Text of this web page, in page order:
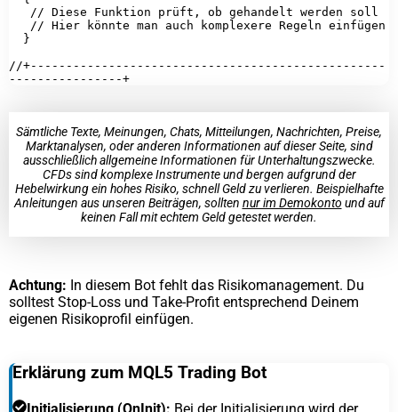
//+--------------------------------------------------
Sämtliche Texte, Meinungen, Chats, Mitteilungen, Nachrichten, Preise,
Marktanalysen, oder anderen Informationen auf dieser Seite, sind
ausschließlich allgemeine Informationen für Unterhaltungszwecke.
CFDs sind komplexe Instrumente und bergen aufgrund der
Hebelwirkung ein hohes Risiko, schnell Geld zu verlieren. Beispielhafte
Anleitungen aus unseren Beiträgen, sollten nur im Demokonto und auf
keinen Fall mit echtem Geld getestet werden.
Achtung: In diesem Bot fehlt das Risikomanagement. Du
solltest Stop-Loss und Take-Profit entsprechend Deinem
eigenen Risikoprofil einfügen.
Erklärung zum MQL5 Trading Bot